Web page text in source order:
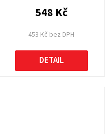
453 Kč bez DPH
548 Kč
DETAIL